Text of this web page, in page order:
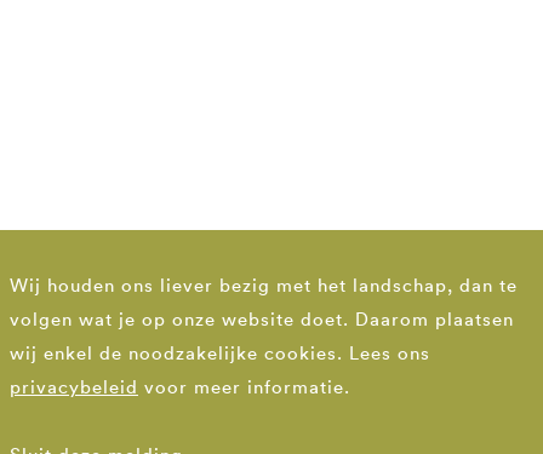
Wij houden ons liever bezig met het landschap, dan te
volgen wat je op onze website doet. Daarom plaatsen
wij enkel de noodzakelijke cookies. Lees ons
privacybeleid voor meer informatie.